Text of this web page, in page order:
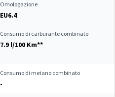
Omologazione
EU6.4
Consumo di carburante combinato
7.9 l/100 Km**
Consumo di metano combinato
-